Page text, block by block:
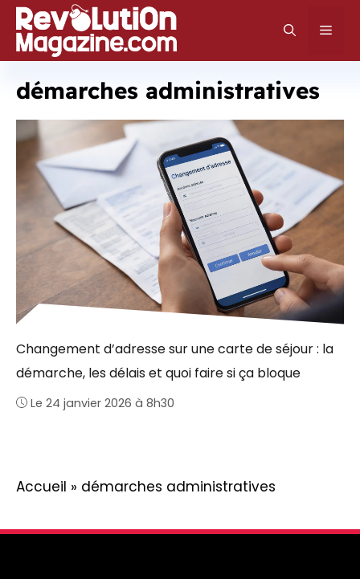
Aller
au
contenu
démarches administratives
Changement d’adresse sur une carte de séjour : la
démarche, les délais et quoi faire si ça bloque
Le 24 janvier 2026 à 8h30
Accueil » démarches administratives